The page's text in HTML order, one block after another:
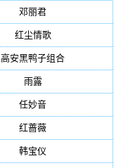
邓丽君
红尘情歌(472)
高安黑鸭子组合
雨露(350)
任妙音
红蔷薇
韩宝仪